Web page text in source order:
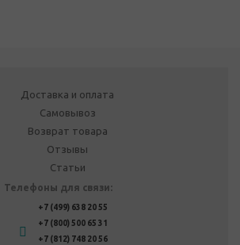
Доставка и оплата
Самовывоз
Возврат товара
Отзывы
Статьи
Телефоны для связи:
+7 (499) 638 20 55
+7 (800) 500 65 31
+7 (812) 748 20 56